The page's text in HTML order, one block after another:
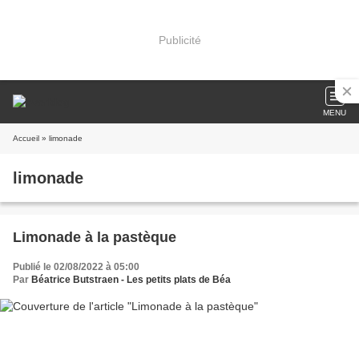
Publicité
MENU
Accueil » limonade
limonade
Limonade à la pastèque
Publié le 02/08/2022 à 05:00
Par Béatrice Butstraen - Les petits plats de Béa